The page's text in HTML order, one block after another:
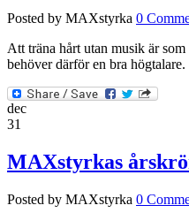
Posted by MAXstyrka 0
Att träna hårt utan musik är
behöver därför en bra
dec
31
MAXstyrkas
Posted by MAXstyrka 0